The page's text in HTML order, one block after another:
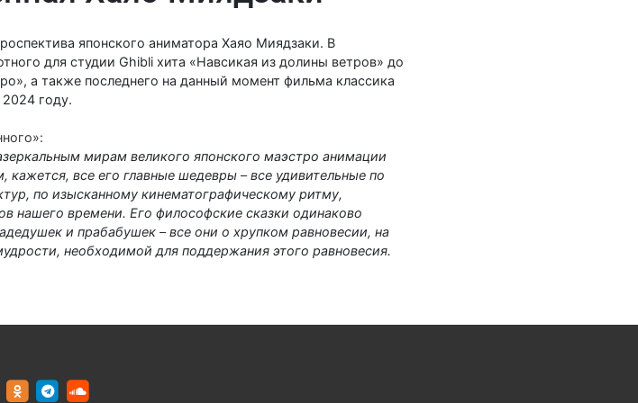
японского аниматора Хаяо Миядзаки. В
для студии Ghibli хита «Навсикая из долины ветров» до
а также последнего на данный момент фильма классика
году.
мирам великого японского маэстро анимации
все его главные шедевры–все удивительные по
по изысканному кинематографическому ритму,
нашего времени. Его философские сказки одинаково
и прабабушек–все они о хрупком равновесии, на
необходимой для поддержания этого равновесия.